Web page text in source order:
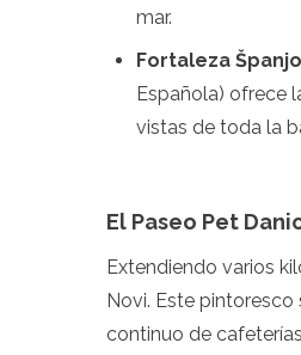
Argentina
Barbados
Colombia
Cuba
Dominica
República Dominicana
mar.
Fortaleza
Española) ofrece
vistas de toda la
El Paseo Pet
Extendiendo varios
Novi. Este
continuo de